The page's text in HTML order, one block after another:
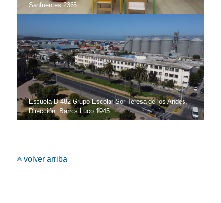
Sanfuentes 2365
Escuela D-482 Grupo Escolar Sor Teresa de los Andes,
Dirección: Barros Luco 1945
volver arriba